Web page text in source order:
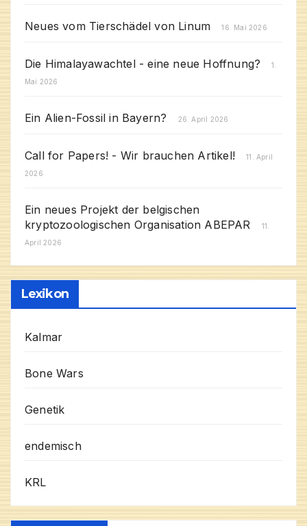
Neues vom Tierschädel von Linum 16. Mai 2026
Die Himalayawachtel - eine neue Hoffnung?
1.
Mai 2026
Ein Alien-Fossil in Bayern? 26. April 2026
Call for Papers! - Wir brauchen Artikel!
11. April
2026
Ein neues Projekt der belgischen
kryptozoologischen Organisation ABEPAR
11.
April 2026
Lexikon
Kalmar
Bone Wars
Genetik
endemisch
KRL